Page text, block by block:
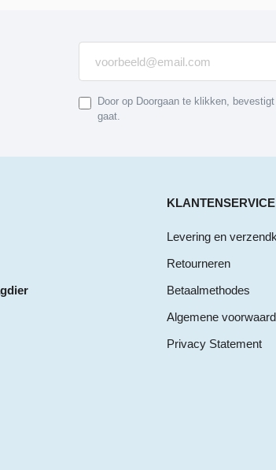
Door op Doorgaan te klikken,
gaat.
KLANTENSERVICE
Levering en
Retourneren
Betaalmethodes
Algemene
Privacy Statement